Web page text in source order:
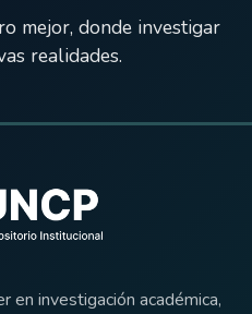
mejor, donde investigar
realidades.
en investigación académica,